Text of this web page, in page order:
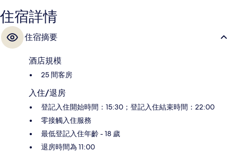
住宿詳情
住宿摘要
酒店規模
25 間客房
入住/退房
登記入住開始時間：15:30；登記入住結束時間：22:00
零接觸入住服務
最低登記入住年齡 - 18 歲
退房時間為 11:00